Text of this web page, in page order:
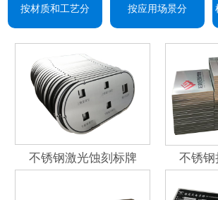
按材质和工艺分 按应用场景分
不锈钢激光蚀刻标牌 不锈钢